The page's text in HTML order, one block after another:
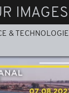
IMAGES
& TECHNOLOGIE